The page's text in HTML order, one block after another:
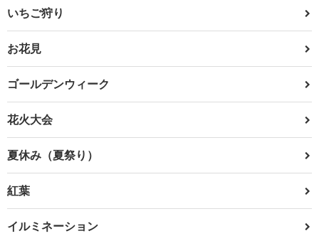
いちご狩り
お花見
ゴールデンウィーク
花火大会
夏休み（夏祭り）
紅葉
イルミネーション